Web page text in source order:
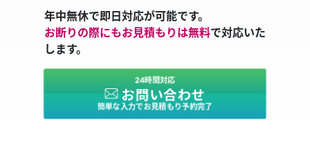
年中無休で即日対応が可能です。
お断りの際にもお見積もりは無料で対応いた
します。
24時間対応
お問い合わせ
簡単な入力でお見積もり予約完了